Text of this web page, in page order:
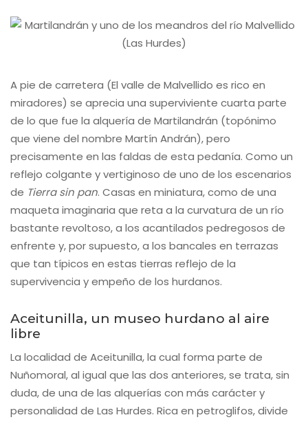
A pie de carretera (El valle de Malvellido es rico en
miradores) se aprecia una superviviente cuarta parte
de lo que fue la alquería de Martilandrán (topónimo
que viene del nombre Martín Andrán), pero
precisamente en las faldas de esta pedanía. Como un
reflejo colgante y vertiginoso de uno de los escenarios
de Tierra sin pan. Casas en miniatura, como de una
maqueta imaginaria que reta a la curvatura de un río
bastante revoltoso, a los acantilados pedregosos de
enfrente y, por supuesto, a los bancales en terrazas
que tan típicos en estas tierras reflejo de la
supervivencia y empeño de los hurdanos.
Aceitunilla, un museo hurdano al aire
libre
La localidad de Aceitunilla, la cual forma parte de
Nuñomoral, al igual que las dos anteriores, se trata, sin
duda, de una de las alquerías con más carácter y
personalidad de Las Hurdes. Rica en petroglifos, divide